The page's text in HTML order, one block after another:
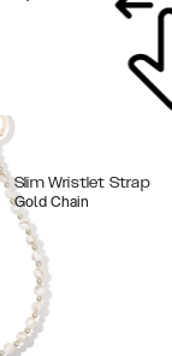
Slim Wristlet Strap
Gold Chain